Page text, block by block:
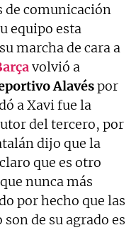
de comunicación
equipo esta
marcha de cara a
volvió a
Alavéspor
a Xavi fue la
del tercero, por
dijo que la
que es otro
nunca más
por hecho que las
de su agrado es